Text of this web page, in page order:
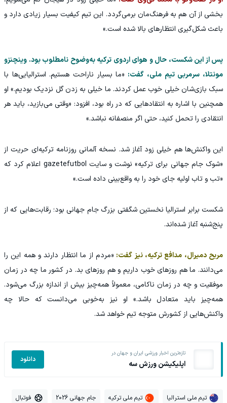
بخشی از آن هم به فرهنگ‌مان برمی‌گردد. این تیم کیفیت بسیار زیادی دارد و
باعث شکل‌گیری انتظارهای بالا شده است.»
پس از این شکست، حال و هوای اردوی ترکیه به‌وضوح نامطلوب بود. وینچنزو
مونتلا، سرمربی تیم ملی، گفت: «ما بسیار ناراحت هستیم. استرالیایی‌ها با
سبک بازی‌شان خیلی خوب عمل کردند. ما خیلی به زدن گل نزدیک بودیم.» او
همچنین با اشاره به انتقادهایی که در راه بود، افزود: «وقتی می‌بازید، باید هر
انتقادی را تحمل کنید، حتی اگر منصفانه نباشد.»
این واکنش‌ها هم خیلی زود آغاز شد. نسخه آلمانی روزنامه ترکیه‌ای حریت از
«شوک جام جهانی برای ترکیه» نوشت و سایت gazetefutbol اعلام کرد که
«تب و تاب اولیه جای خود را به واقع‌بینی داده است.»
شکست برابر استرالیا نخستین شگفتی بزرگ جام جهانی بود؛ رقابت‌هایی که از
پنج‌شنبه آغاز شده‌اند.
مریح دمیرال، مدافع ترکیه، نیز گفت: «مردم از ما انتظار دارند و همه این را
می‌دانند. ما هم روزهای خوب داریم و هم روزهای بد. در کشور ما چه در زمان
موفقیت و چه در زمان ناکامی، معمولاً همه‌چیز بیش از اندازه بزرگ می‌شود.
همه‌چیز باید متعادل باشد.» او نیز به‌خوبی می‌دانست که حالا چه
واکنش‌هایی از کشورش متوجه تیم خواهد شد.
تازه‌ترین اخبار ورزشی ایران و جهان در
اپلیکیشن ورزش سه دانلود
تیم ملی استرالیا تیم ملی ترکیه جام جهانی 2026 فوتبال